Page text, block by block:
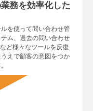
務を効率化した
を使って問い合わせ管
ム、過去の問い合わせ
ど様々なツールを反復
えで顧客の意図をつか